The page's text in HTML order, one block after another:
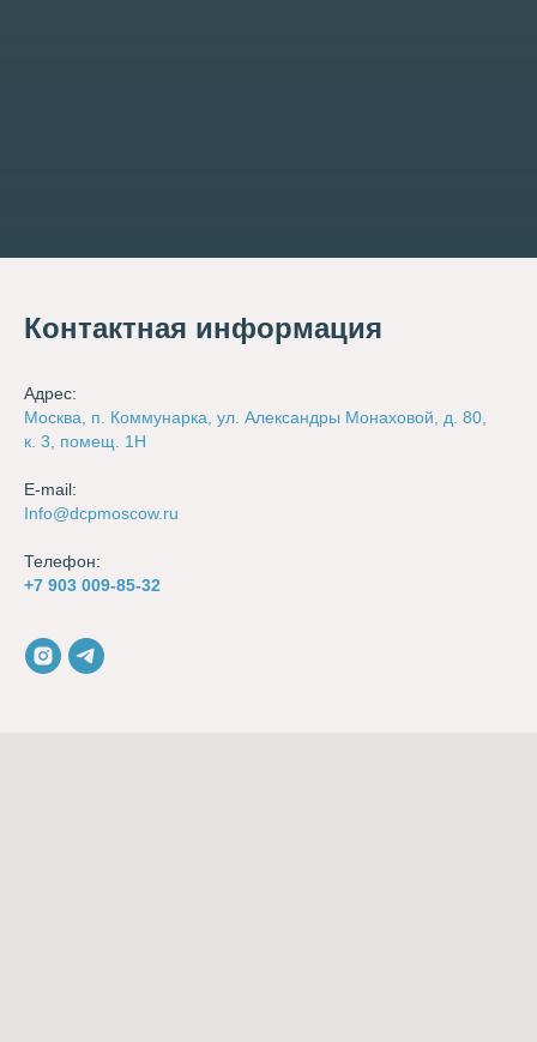
Контактная информация
Адрес:
Москва, п. Коммунарка, ул. Александры Монаховой, д. 80,
к. 3, помещ. 1Н
E-mail:
Info@dcpmoscow.ru
Телефон:
+7 903 009-85-32